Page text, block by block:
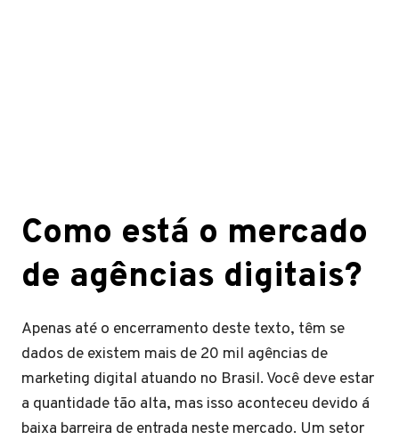
Como está o mercado
de agências digitais?
Apenas até o encerramento deste texto, têm se
dados de existem mais de 20 mil agências de
marketing digital atuando no Brasil. Você deve estar
a quantidade tão alta, mas isso aconteceu devido á
baixa barreira de entrada neste mercado. Um setor